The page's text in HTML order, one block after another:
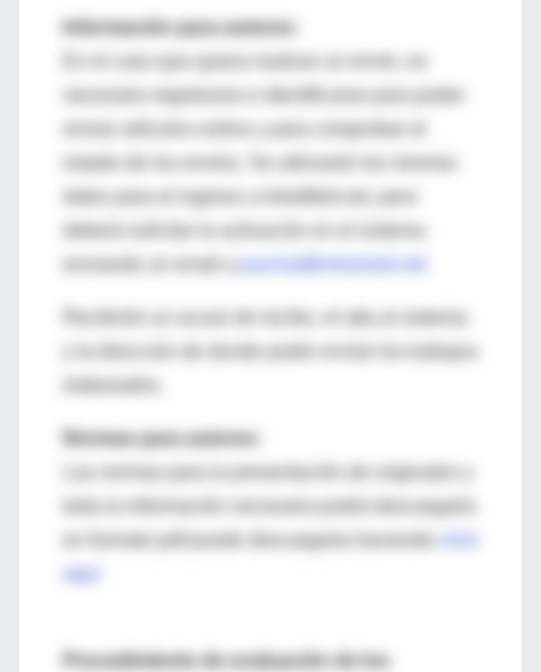
Información para autores:
necesario registrarse e identificarse para poder
datos para el ingreso a IntraMed.net, pero
y la dirección de donde poder envíar los trabajos
Normas para autores:
Las normas para la presentación de originales y
toda la información necesaria podrá descargarla
en formato pdf puede descargarla haciendo
aquí
Procedimiento de evaluación de los